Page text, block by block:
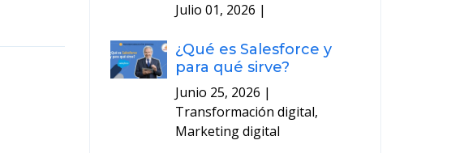
Julio 01, 2026 |
¿Qué es Salesforce y
para qué sirve?
Junio 25, 2026 |
Transformación digital,
Marketing digital